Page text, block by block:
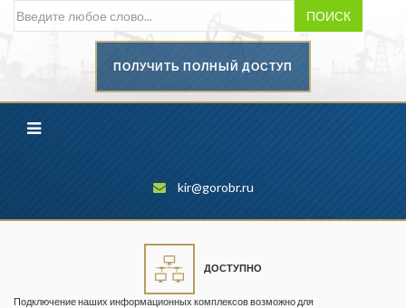
ПОИСК
ПОЛУЧИТЬ ПОЛНЫЙ ДОСТУП
kir@gorobr.ru
ДОСТУПНО
Подключение наших информационных комплексов возможно для
промышленности